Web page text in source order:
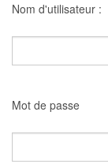
Nom d'utilisateur :
Mot de passe